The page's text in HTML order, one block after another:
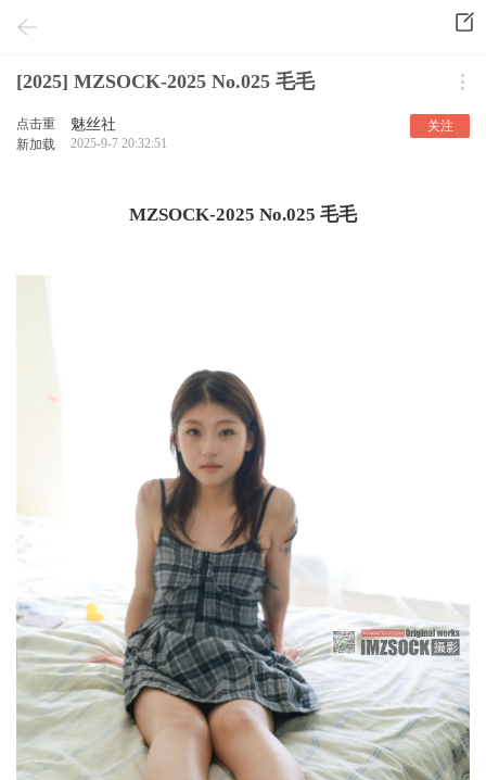
[2025] MZSOCK-2025 No.025 毛毛
点击重
新加载
魅丝社
2025-9-7 20:32:51
关注
MZSOCK-2025 No.025 毛毛